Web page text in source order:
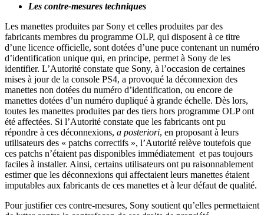
Les contre-mesures techniques
Les manettes produites par Sony et celles produites par des
fabricants membres du programme OLP, qui disposent à ce titre
d’une licence officielle, sont dotées d’une puce contenant un numéro
d’identification unique qui, en principe, permet à Sony de les
identifier. L’Autorité constate que Sony, à l’occasion de certaines
mises à jour de la console PS4, a provoqué la déconnexion des
manettes non dotées du numéro d’identification, ou encore de
manettes dotées d’un numéro dupliqué à grande échelle. Dès lors,
toutes les manettes produites par des tiers hors programme OLP ont
été affectées. Si l’Autorité constate que les fabricants ont pu
répondre à ces déconnexions, a posteriori, en proposant à leurs
utilisateurs des « patchs correctifs », l’Autorité relève toutefois que
ces patchs n’étaient pas disponibles immédiatement et pas toujours
faciles à installer. Ainsi, certains utilisateurs ont pu raisonnablement
estimer que les déconnexions qui affectaient leurs manettes étaient
imputables aux fabricants de ces manettes et à leur défaut de qualité.
Pour justifier ces contre-mesures, Sony soutient qu’elles permettaient